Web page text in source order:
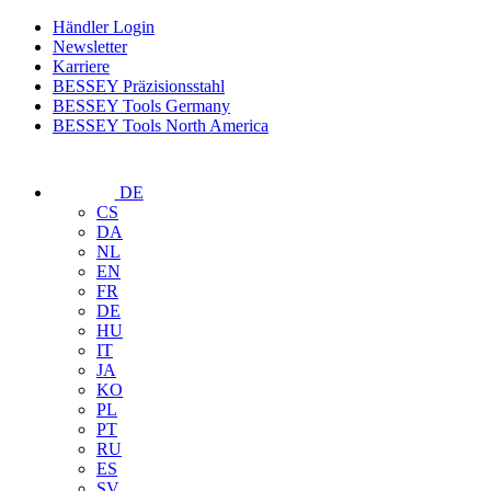
Händler Login
Newsletter
Karriere
BESSEY Präzisionsstahl
BESSEY Tools Germany
BESSEY Tools North America
DE
CS
DA
NL
EN
FR
DE
HU
IT
JA
KO
PL
PT
RU
ES